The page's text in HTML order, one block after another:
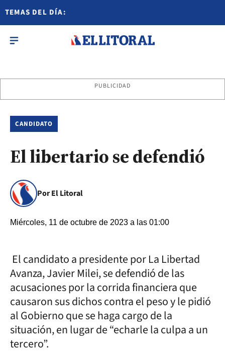
TEMAS DEL DÍA:
PUBLICIDAD
CANDIDATO
El libertario se defendió
Por El Litoral
Miércoles, 11 de octubre de 2023 a las 01:00
El candidato a presidente por La Libertad
Avanza, Javier Milei, se defendió de las
acusaciones por la corrida financiera que
causaron sus dichos contra el peso y le pidió
al Gobierno que se haga cargo de la
situación, en lugar de “echarle la culpa a un
tercero”.